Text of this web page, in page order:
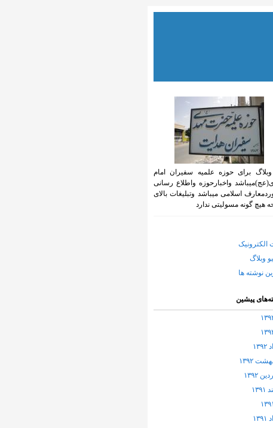
وبلاگ برای حوزه علمیه سفیران امام
واخبارحوزه واطلاع رسانی
اسلامی میباشد وتبلیغات بالای
هیچ گونه مسولیتی ندارد
وبلاگ
نوشته ها
پیشین
۱۳۹۲
۱۳۹۲